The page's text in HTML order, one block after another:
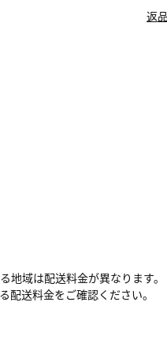
返
地域は配送料金が異なります。
配送料金をご確認ください。